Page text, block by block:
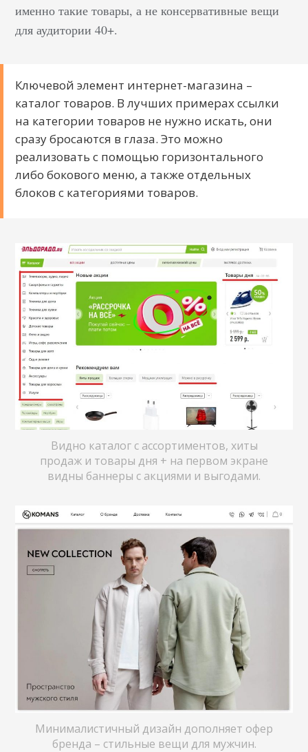
именно такие товары, а не консервативные вещи
для аудитории 40+.
Ключевой элемент интернет-магазина –
каталог товаров. В лучших примерах ссылки
на категории товаров не нужно искать, они
сразу бросаются в глаза. Это можно
реализовать с помощью горизонтального
либо бокового меню, а также отдельных
блоков с категориями товаров.
Видно каталог с ассортиментов, хиты
продаж и товары дня + на первом экране
видны баннеры с акциями и выгодами.
Минималистичный дизайн дополняет офер
бренда – стильные вещи для мужчин.